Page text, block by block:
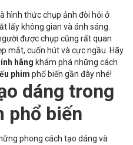
là hình thức chụp ảnh đòi hỏi ở
lấy không gian và ánh sáng.
được chụp cũng rất quan
mắt, cuốn hút và cực ngầu. Hãy
hãng khám phá những cách
phim phổ biến gần đây nhé!
dáng trong
phổ biến
phong cách tạo dáng và